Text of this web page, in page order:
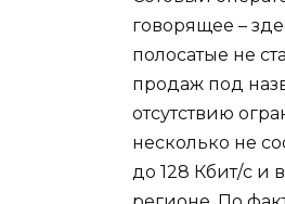
говорящее –
полосатые не
продаж под
отсутствию
несколько не
до 128 Кбит/с и